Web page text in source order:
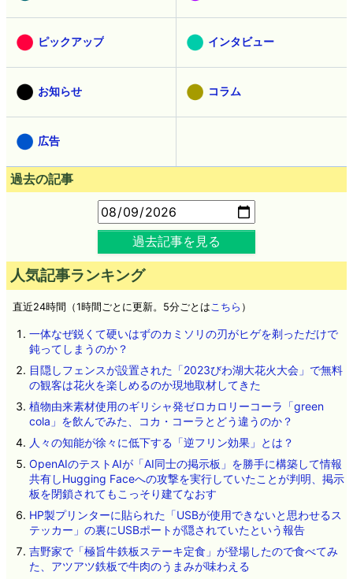
ピックアップ インタビュー
お知らせ コラム
広告
過去の記事
過去記事を見る
人気記事ランキング
直近24時間（1時間ごとに更新。5分ごとはこちら ）
一体なぜ鋭くて硬いはずのカミソリの刃がヒゲを剃っただけで
鈍ってしまうのか？
目隠しフェンスが設置された「2023びわ湖大花火大会」で無料
の観客は花火を楽しめるのか現地取材してきた
植物由来素材使用のギリシャ発ゼロカロリーコーラ「green
cola」を飲んでみた、コカ・コーラとどう違うのか？
人々の知能が徐々に低下する「逆フリン効果」とは？
OpenAIのテストAIが「AI同士の掲示板」を勝手に構築して情報
共有しHugging Faceへの攻撃を実行していたことが判明、掲示
板を閉鎖されてもこっそり建てなおす
HP製プリンターに貼られた「USBが使用できないと思わせるス
テッカー」の裏にUSBポートが隠されていたという報告
吉野家で「極旨牛鉄板ステーキ定食」が登場したので食べてみ
た、アツアツ鉄板で牛肉のうまみが味わえる